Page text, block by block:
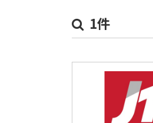
1件